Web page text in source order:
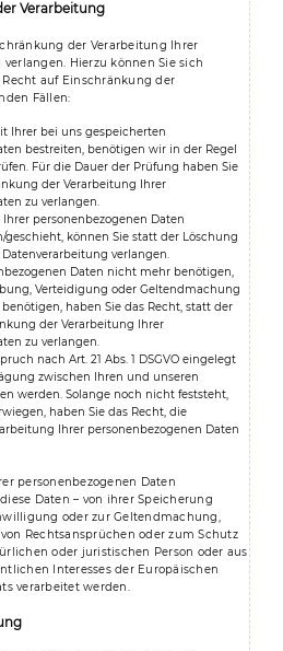
Verarbeitung
der Verarbeitung Ihrer
Hierzu können Sie sich
auf Einschränkung der
Fällen:
Ihrer bei uns gespeicherten
bestreiten, benötigen wir in der Regel
Für die Dauer der Prüfung haben Sie
der Verarbeitung Ihrer
zu verlangen.
personenbezogenen Daten
können Sie statt der Löschung
verlangen.
Daten nicht mehr benötigen,
Verteidigung oder Geltendmachung
haben Sie das Recht, statt der
der Verarbeitung Ihrer
zu verlangen.
nach Art. 21 Abs. 1 DSGVO eingelegt
zwischen Ihren und unseren
werden. Solange noch nicht feststeht,
haben Sie das Recht, die
Ihrer personenbezogenen Daten
personenbezogenen Daten
Daten – von ihrer Speicherung
oder zur Geltendmachung,
Rechtsansprüchen oder zum Schutz
oder juristischen Person oder aus
Interesses der Europäischen
verarbeitet werden.